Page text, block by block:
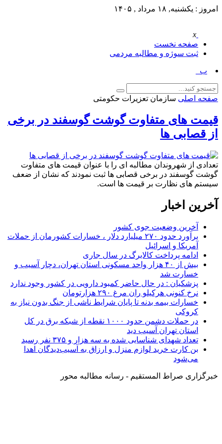
امروز : یکشنبه, ۱۸ مرداد , ۱۴۰۵
x
صفحه نخست
ثبت سوژه و مطالبه مردمی
بر_
صفحه اصلی سازمان تعزیرات حکومتی
قیمت های متفاوت گوشت گوسفند در برخی
از قصابی ها
تعدادی از شهروندان مطالبه ای را با عنوان قیمت های متفاوت
گوشت گوسفند در برخی قصابی ها ثبت نمودند که نشان از ضعف
سیستم های نظارت بر قیمت ها است.
آخرین اخبار
آخرین وضعیت جوی کشور
برآورد حدود ۲۷۰ میلیارد دلار ، خسارات کشورمان از حملات
آمریکا و اسرائیل
ادامه پرداخت کالابرگ در سال جاری
بیش از ۴۰ هزار واحد مسکونی استان تهران، دچار آسیب و
خسارت شد
پزشکیان : در حال حاضر کمبود دارویی در کشور وجود ندارد
نرخ کنونی هرکیلو ران مرغ ۲۹۰ هزارتومان
خسارات بیمه بدنه تا پایان شرایط ناشی از جنگ بدون نیاز به
کروکی
در حملات دشمن حدود ۱۰۰۰ نقطه از شبکه برق در کل
استان تهران آسیب دید
تعداد شهدای شناسایی شده به سه هزار و ۳۷۵ نفر رسید
بن کارت خرید لوازم منزل و ارزاق به آسیب‌دیدگان اهدا
می‌شود
خبرگزاری صراط المستقیم - رسانه مطالبه محور